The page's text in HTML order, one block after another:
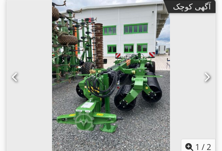
آگهی کوچک
1 /2